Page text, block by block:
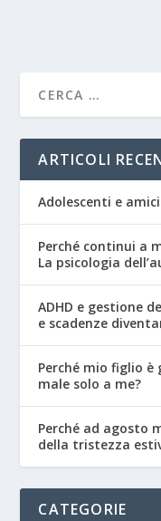
ARTICOLI
Adolescenti e
Perché continui a
La psicologia
ADHD e gestione
e scadenze
Perché mio figlio
male solo a me?
Perché ad agosto
della tristezza
CATEGORIE